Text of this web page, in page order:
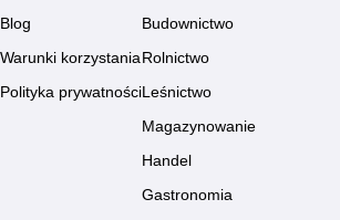
Blog
Warunki korzystania
Polityka prywatności
Budownictwo
Rolnictwo
Leśnictwo
Magazynowanie
Handel
Gastronomia